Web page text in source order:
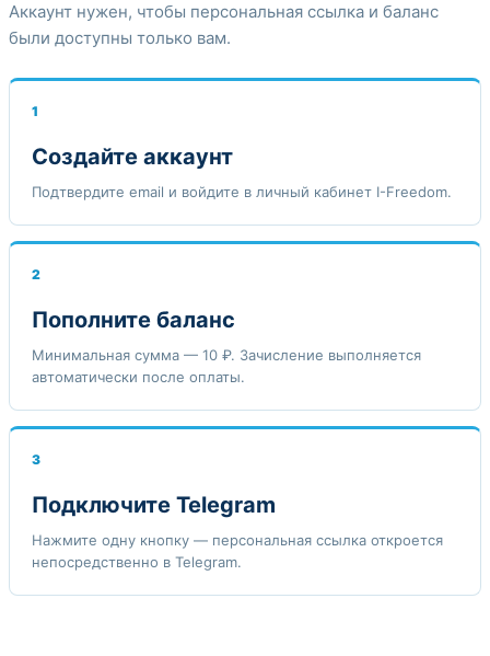
Аккаунт нужен, чтобы персональная ссылка и баланс
были доступны только вам.
1
Создайте аккаунт
Подтвердите email и войдите в личный кабинет I-Freedom.
2
Пополните баланс
Минимальная сумма — 10 ₽. Зачисление выполняется
автоматически после оплаты.
3
Подключите Telegram
Нажмите одну кнопку — персональная ссылка откроется
непосредственно в Telegram.